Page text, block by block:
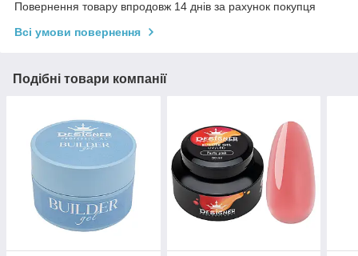
Повернення товару впродовж 14 днів за рахунок покупця
Всі умови повернення
Подібні товари компанії